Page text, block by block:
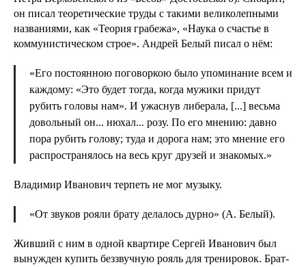
он писал теоретические труды с такими великолепными
названиями, как «Теория грабежа», «Наука о счастье в
коммунистическом строе». Андрей Белый писал о нём:
«Его постоянною поговоркою было упоминание всем и
каждому: «Это будет тогда, когда мужики придут
рубить головы нам». И ужаснув либерала, [...] весьма
довольный он... нюхал... розу. По его мнению: давно
пора рубить голову; туда и дорога нам; это мнение его
распространялось на весь круг друзей и знакомых.»
Владимир Иванович терпеть не мог музыку.
«От звуков рояли брату делалось дурно» (А. Белый).
Живший с ним в одной квартире Сергей Иванович был
вынужден купить беззвучную рояль для тренировок. Брат-